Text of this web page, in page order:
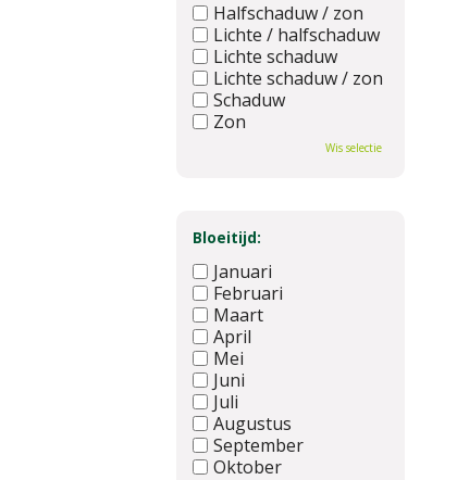
Halfschaduw / zon
Lichte / halfschaduw
Lichte schaduw
Lichte schaduw / zon
Schaduw
Zon
Wis selectie
Bloeitijd:
Januari
Februari
Maart
April
Mei
Juni
Juli
Augustus
September
Oktober